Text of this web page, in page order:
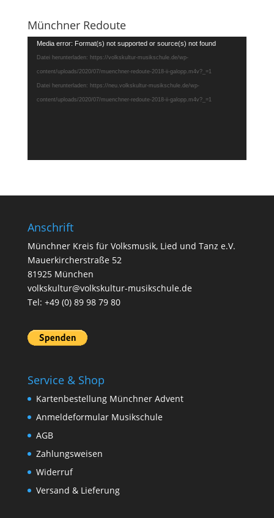
Münchner Redoute
Video-
Player
Media error: Format(s) not supported or source(s) not found
Datei herunterladen: https://volkskultur-musikschule.de/wp-
content/uploads/2020/07/muenchner-redoute-2018-ii-galopp.m4v?_=1
Datei herunterladen: https://neu.volkskultur-musikschule.de/wp-
content/uploads/2020/07/muenchner-redoute-2018-ii-galopp.m4v?_=1
Anschrift
Münchner Kreis für Volksmusik, Lied und Tanz e.V.
Mauerkircherstraße 52
81925 München
volkskultur@volkskultur-musikschule.de
Tel: +49 (0) 89 98 79 80
Service & Shop
Kartenbestellung Münchner Advent
Anmeldeformular Musikschule
AGB
Zahlungsweisen
Widerruf
Versand & Lieferung